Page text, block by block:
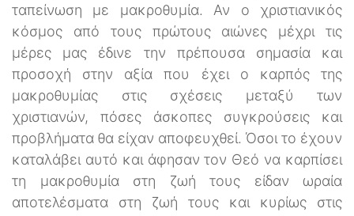
ταπείνωση με μακροθυμία. Αν ο χριστιανικός
κόσμος από τους πρώτους αιώνες μέχρι τις
μέρες μας έδινε την πρέπουσα σημασία και
προσοχή στην αξία που έχει ο καρπός της
μακροθυμίας στις σχέσεις μεταξύ των
χριστιανών, πόσες άσκοπες συγκρούσεις και
προβλήματα θα είχαν αποφευχθεί. Όσοι το έχουν
καταλάβει αυτό και άφησαν τον Θεό να καρπίσει
τη μακροθυμία στη ζωή τους είδαν ωραία
αποτελέσματα στη ζωή τους και κυρίως στις